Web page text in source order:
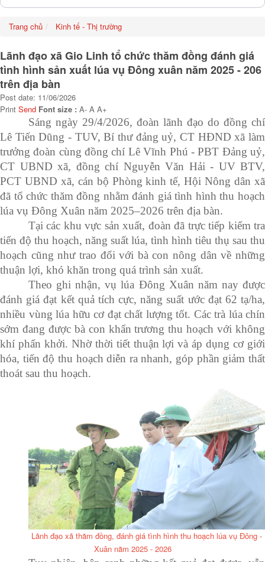
Trang chủ Kinh tế - Thị trường
Lãnh đạo xã Gio Linh tổ chức thăm đồng đánh giá
tình hình sản xuất lúa vụ Đông xuân năm 2025 - 206
trên địa bàn
Post date: 11/06/2026
Print Send Font size : A- A A+
Sáng ngày 29/4/2026, đoàn lãnh đạo do đồng chí
Lê Tiến Dũng - TUV, Bí thư đảng uỷ, CT HĐND xã làm
trưởng đoàn cùng đồng chí Lê Vĩnh Phú - PBT Đảng uỷ,
CT UBND xã, đồng chí Nguyễn Văn Hải - UV BTV,
PCT UBND xã, cán bộ Phòng kinh tế, Hội Nông dân xã
đã tổ chức thăm đồng nhằm đánh giá tình hình thu hoạch
lúa vụ Đông Xuân năm 2025–2026 trên địa bàn.
Tại các khu vực sản xuất, đoàn đã trực tiếp kiểm tra
tiến độ thu hoạch, năng suất lúa, tình hình tiêu thụ sau thu
hoạch cũng như trao đổi với bà con nông dân về những
thuận lợi, khó khăn trong quá trình sản xuất.
Theo ghi nhận, vụ lúa Đông Xuân năm nay được
đánh giá đạt kết quả tích cực, năng suất ước đạt 62 tạ/ha,
nhiều vùng lúa hữu cơ đạt chất lượng tốt. Các trà lúa chín
sớm đang được bà con khẩn trương thu hoạch với không
khí phấn khởi. Nhờ thời tiết thuận lợi và áp dụng cơ giới
hóa, tiến độ thu hoạch diễn ra nhanh, góp phần giảm thất
thoát sau thu hoạch.
Lãnh đạo xã thăm đồng, đánh giá tình hình thu hoạch lúa vụ Đông -
Xuân năm 2025 - 2026